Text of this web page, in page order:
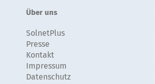
Über uns
SolnetPlus
Presse
Kontakt
Impressum
Datenschutz